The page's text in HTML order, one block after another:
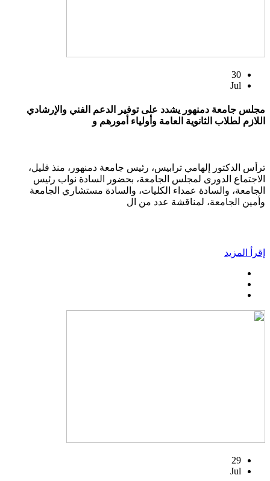
30
Jul
مجلس جامعة دمنهور يشدد على توفير الدعم الفني والإرشادي
اللازم لطلاب الثانوية العامة وأولياء أمورهم و
ترأس الدكتور إلهامي ترابيس، رئيس جامعة دمنهور، منذ قليل،
الاجتماع الدورى لمجلس الجامعة، بحضور السادة نواب رئيس
الجامعة، والسادة عمداء الكليات، والسادة مستشاري الجامعة
وأمين الجامعة، لمناقشة عدد من ال
إقرأ المزيد
29
Jul